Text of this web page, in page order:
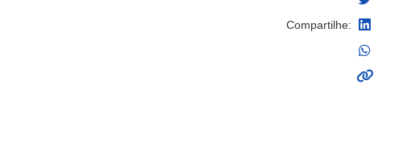
Compartilhe: